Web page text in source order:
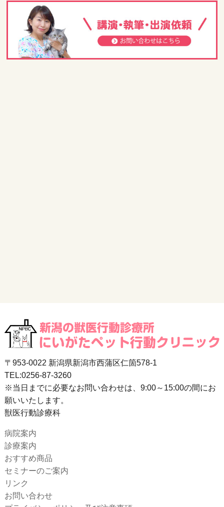
〒953-0022 新潟県新潟市西蒲区仁箇578-1
TEL:0256-87-3260
※当日までに必要なお問い合わせは、9:00～15:00の間にお
願いいたします。
獣医行動診療科
病院案内
診療案内
おすすめ商品
セミナーのご案内
リンク
お問い合わせ